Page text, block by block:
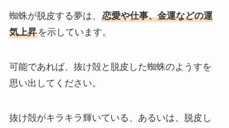
蜘蛛が脱皮する夢は、 恋愛や仕事、金運などの運
気上昇を示しています。
可能であれば、抜け殻と脱皮した蜘蛛のようすを
思い出してください。
抜け殻がキラキラ輝いている、あるいは、脱皮し